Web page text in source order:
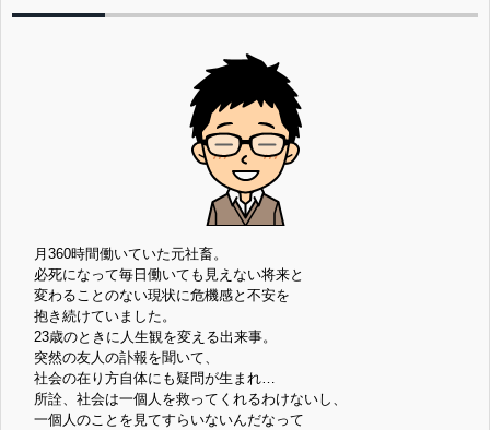
月360時間働いていた元社畜。
必死になって毎日働いても見えない将来と
変わることのない現状に危機感と不安を
抱き続けていました。
23歳のときに人生観を変える出来事。
突然の友人の訃報を聞いて、
社会の在り方自体にも疑問が生まれ…
所詮、社会は一個人を救ってくれるわけないし、
一個人のことを見てすらいないんだなって